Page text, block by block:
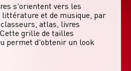
s'orientent vers les
et de musique, par
atlas, livres
grille de tailles
permet d'obtenir un look